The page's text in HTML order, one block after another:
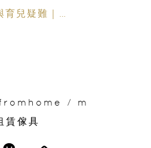
兒疑難｜
/
m
賃傢具